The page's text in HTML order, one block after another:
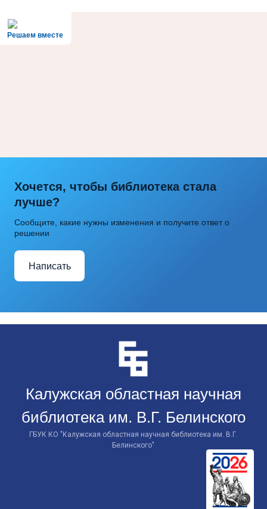
Решаем вместе
Хочется, чтобы библиотека стала
лучше?
Сообщите, какие нужны изменения и получите ответ о
решении
Написать
Калужская областная научная
библиотека им. В.Г. Белинского
ГБУК КО "Калужская областная научная библиотека им. В.Г.
Белинского"